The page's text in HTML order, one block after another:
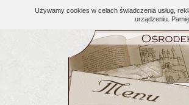
Używamy cookies w celach świadczenia usług,
urządzeniu.